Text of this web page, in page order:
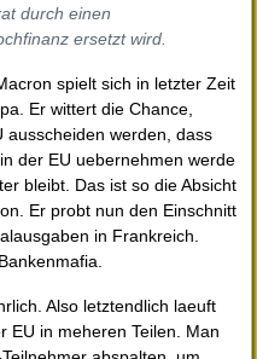
durch einen
ersetzt wird.
spielt sich in letzter Zeit
Er wittert die Chance,
ausscheiden werden, dass
der EU uebernehmen werde
bleibt. Das ist so die Absicht
Er probt nun den Einschnitt
in Frankreich.
Also letztendlich laeuft
EU in meheren Teilen. Man